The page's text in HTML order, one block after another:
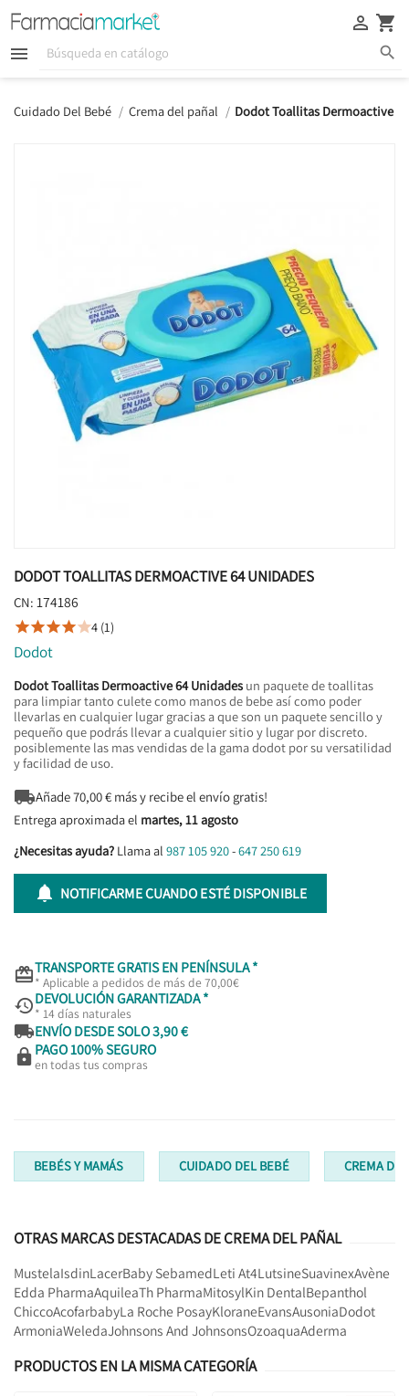
  
 
Cuidado Del Bebé Crema del pañal Dodot Toallitas Dermoactive
DODOT TOALLITAS DERMOACTIVE 64 UNIDADES
CN: 174186
4 (1)
Dodot
Dodot Toallitas Dermoactive 64 Unidades un paquete de toallitas
para limpiar tanto culete como manos de bebe así como poder
llevarlas en cualquier lugar gracias a que son un paquete sencillo y
pequeño que podrás llevar a cualquier sitio y lugar por discreto.
posiblemente las mas vendidas de la gama dodot por su versatilidad
y facilidad de uso.
Añade70,00€ más y recibe el envío gratis!
Entrega aproximada el martes, 11 agosto
¿Necesitas ayuda? Llama al 987 105 920-647 250 619
 NOTIFICARME CUANDO ESTÉ DISPONIBLE
TRANSPORTE GRATIS EN PENÍNSULA *
* Aplicable a pedidos de más de 70,00€
DEVOLUCIÓN GARANTIZADA *
* 14 días naturales
ENVÍO DESDE SOLO 3,90 €
 PAGO 100% SEGURO
en todas tus compras
BEBÉS Y MAMÁS CUIDADO DEL BEBÉ CREMA
OTRAS MARCAS DESTACADAS DE CREMA DEL PAÑAL
MustelaIsdinLacerBaby SebamedLeti At4LutsineSuavinexAvène
Edda PharmaAquileaTh PharmaMitosylKin DentalBepanthol
ChiccoAcofarbabyLa Roche PosayKloraneEvansAusoniaDodot
ArmoniaWeledaJohnsons And JohnsonsOzoaquaAderma
PRODUCTOS EN LA MISMA CATEGORÍA